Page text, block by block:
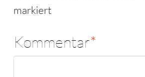
markiert
Kommentar*